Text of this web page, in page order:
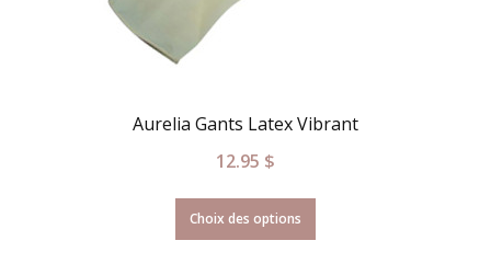
Aurelia Gants Latex Vibrant
12.95 $
Choix des options